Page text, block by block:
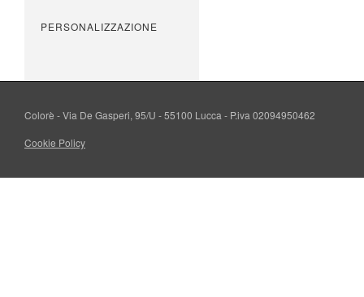
PERSONALIZZAZIONE
Colorè - Via De Gasperi, 95/U - 55100 Lucca - P.iva 02094950462
Cookie Policy